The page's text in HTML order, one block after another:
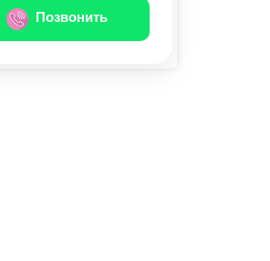
Позвонить